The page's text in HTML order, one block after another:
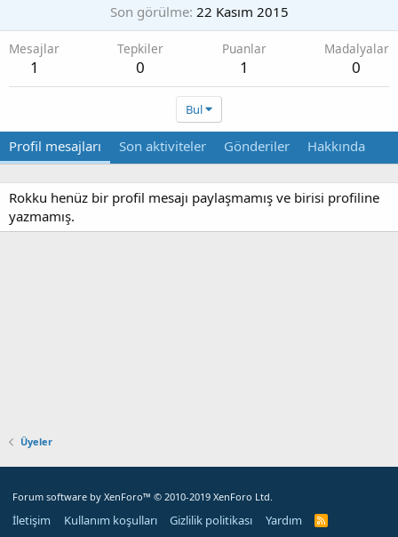
Son görülme 22 Kasım 2015
Mesajlar
1
Tepkiler
0
Puanlar
1
Madalyalar
0
Bul
Profil mesajları Son aktiviteler Gönderiler Hakkında
Rokku henüz bir profil mesajı paylaşmamış ve birisi profiline
yazmamış.
Üyeler
Forum software by XenForo™ © 2010-2019 XenForo Ltd.
İletişim Kullanım koşulları Gizlilik politikası Yardım
R